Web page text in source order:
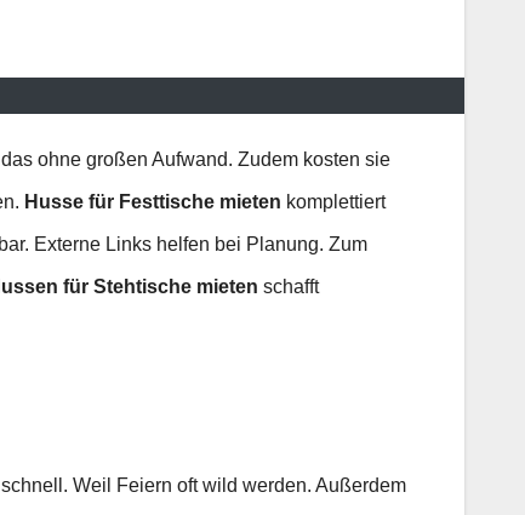
ohne großen Aufwand. Zudem kosten sie
Husse für Festtische mieten komplettiert
Externe Links helfen bei Planung. Zum
für Stehtische mieten schafft
Weil Feiern oft wild werden. Außerdem